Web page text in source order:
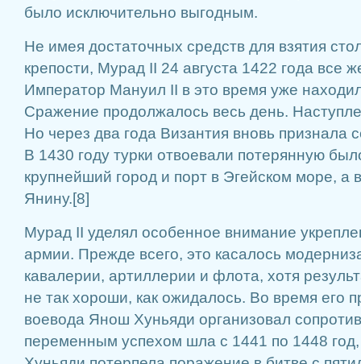
было исключительно выгодным.
Не имея достаточных средств для взятия
крепости, Мурад II 24 августа 1422 года все
Император Мануил II в это время уже
Сражение продолжалось весь день.
Но через два года Византия вновь признала
В 1430 году турки отвоевали потерянную
крупнейший город и порт в Эгейском море, а
Янину.[8]
Мурад II уделял особенное внимание
армии. Прежде всего, это касалось
кавалерии, артиллерии и флота, хотя
не так хороши, как ожидалось. Во время его
воевода Янош Хуньяди организовал
переменным успехом шла с 1441 по 1448